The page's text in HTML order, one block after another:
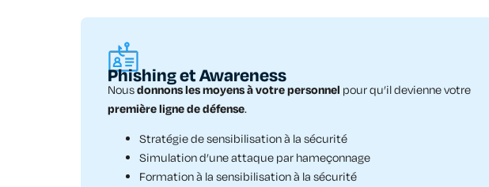
Phishing et Awareness
Nousdonnons les moyens à votre personnel pour qu’il devienne votre
première ligne de défense.
Stratégie de sensibilisation à la sécurité
Simulation d’une attaque par hameçonnage
Formation à la sensibilisation à la sécurité